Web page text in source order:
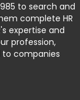
to search and
complete HR
expertise and
profession,
companies